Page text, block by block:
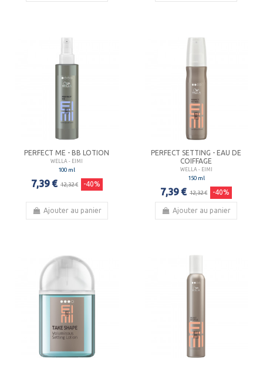
PERFECT ME - BB LOTION
WELLA - EIMI
100 ml
7,39 € 12,32 € -40%
Ajouter au panier
PERFECT SETTING - EAU DE
COIFFAGE
WELLA - EIMI
150 ml
7,39 € 12,32 € -40%
Ajouter au panier